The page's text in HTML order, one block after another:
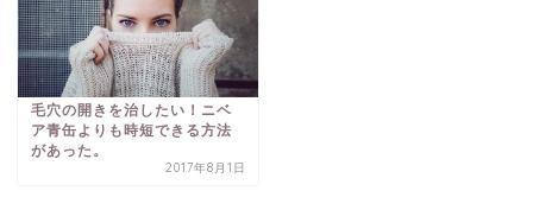
毛穴の開きを治したい！ニベ
ア青缶よりも時短できる方法
があった。
2017年8月1日